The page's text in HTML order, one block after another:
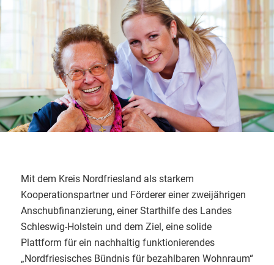
Mit dem Kreis Nordfriesland als starkem
Kooperationspartner und Förderer einer zweijährigen
Anschubfinanzierung, einer Starthilfe des Landes
Schleswig-Holstein und dem Ziel, eine solide
Plattform für ein nachhaltig funktionierendes
„Nordfriesisches Bündnis für bezahlbaren Wohnraum“